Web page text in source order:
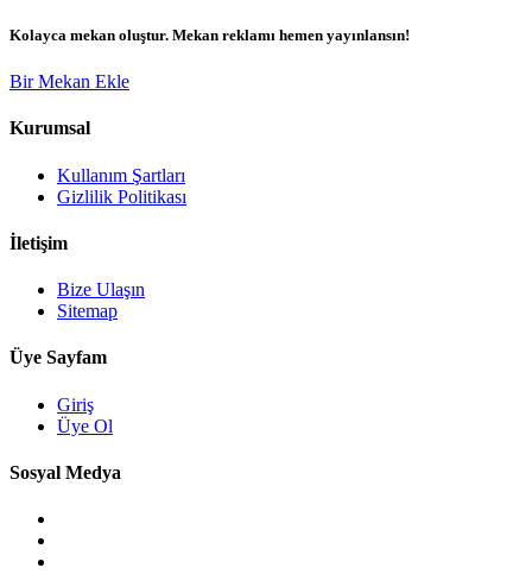
Kolayca mekan oluştur. Mekan reklamı hemen yayınlansın!
Bir Mekan Ekle
Kurumsal
Kullanım Şartları
Gizlilik Politikası
İletişim
Bize Ulaşın
Sitemap
Üye Sayfam
Giriş
Üye Ol
Sosyal Medya